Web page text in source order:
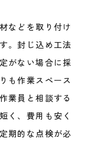
などを取り付け
。封じ込め工法
がない場合に採
も作業スペース
業員と相談する
く、費用も安く
期的な点検が必